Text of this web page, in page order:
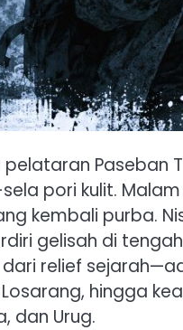
Paseban
pori kulit.
kembali purba.
gelisah di
relief
hingga
dan Urug.